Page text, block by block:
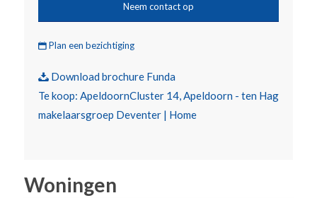
Neem contact op
Plan een bezichtiging
Download brochure Funda
Te koop: ApeldoornCluster 14, Apeldoorn - ten Hag
makelaarsgroep Deventer | Home
Woningen